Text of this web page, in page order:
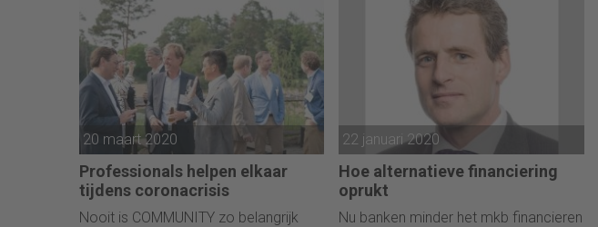
Duurzaam Ondernemen leert waar de
beroepsgroep in de praktijk tegen aan
loopt. En geeft de noodzaak aan om
nu stappen te zetten. “Duurzaamheid
kent kansen en risico’s en beide
worden steeds zichtbaarder, ook de
financiële consequenties.”
20 maart 2020
Professionals helpen elkaar
tijdens coronacrisis
Nooit is COMMUNITY zo belangrijk
22 januari 2020
Hoe alternatieve financiering
oprukt
Nu banken minder het mkb financieren